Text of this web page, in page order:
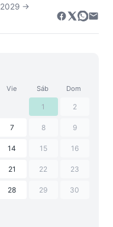
2029 →
Vie Sáb Dom
1 2
7 8 9
14 15 16
21 22 23
28 29 30